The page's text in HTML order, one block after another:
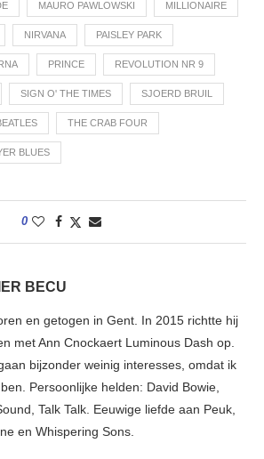
MAURO PAWLOWSKI MILLIONAIRE
NIRVANA PAISLEY PARK
PRINCE REVOLUTION NR 9
SIGN O' THE TIMES SJOERD BRUIL
THE CRAB FOUR
BLUES
0
BECU
en getogen in Gent. In 2015 richtte hij
met Ann Cnockaert Luminous Dash op.
bijzonder weinig interesses, omdat ik
Persoonlijke helden: David Bowie,
Talk Talk. Eeuwige liefde aan Peuk,
en Whispering Sons.